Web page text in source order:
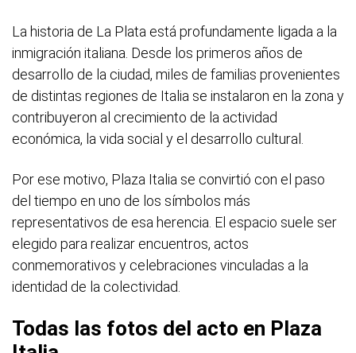
La historia de La Plata está profundamente ligada a la
inmigración italiana. Desde los primeros años de
desarrollo de la ciudad, miles de familias provenientes
de distintas regiones de Italia se instalaron en la zona y
contribuyeron al crecimiento de la actividad
económica, la vida social y el desarrollo cultural.
Por ese motivo, Plaza Italia se convirtió con el paso
del tiempo en uno de los símbolos más
representativos de esa herencia. El espacio suele ser
elegido para realizar encuentros, actos
conmemorativos y celebraciones vinculadas a la
identidad de la colectividad.
Todas las fotos del acto en Plaza